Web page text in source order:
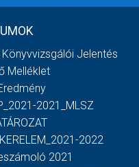
Jelentés
Melléklet
2021_MLSZ
2022
2021